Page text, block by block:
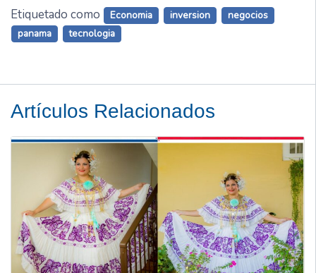
Etiquetado como Economia inversion
negocios
panama
tecnologia
Artículos Relacionados